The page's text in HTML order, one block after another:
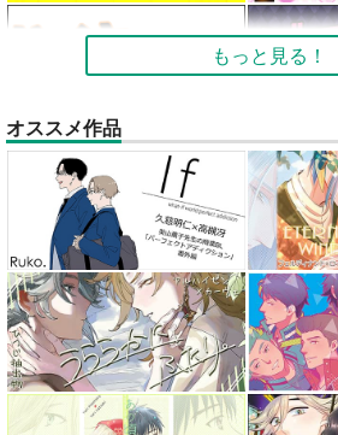
もっと見る！
オススメ作品